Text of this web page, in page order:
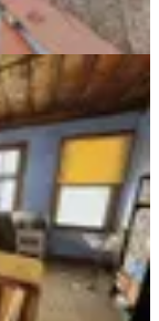
Süper
Köşk